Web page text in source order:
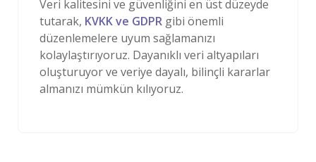
Veri kalitesini ve güvenliğini en üst düzeyde
tutarak, KVKK ve GDPR gibi önemli
düzenlemelere uyum sağlamanızı
kolaylaştırıyoruz. Dayanıklı veri altyapıları
oluşturuyor ve veriye dayalı, bilinçli kararlar
almanızı mümkün kılıyoruz.